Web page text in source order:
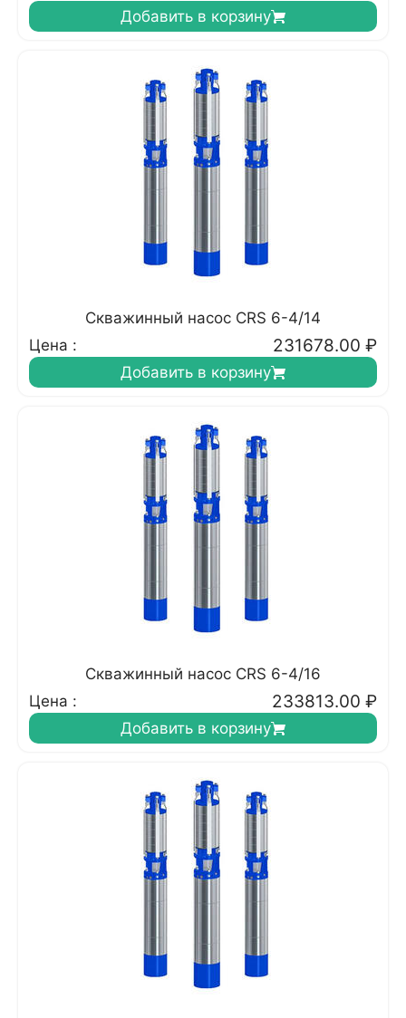
Добавить в корзину
Скважинный насос CRS 6-4/14
Цена :
231678.00 ₽
Добавить в корзину
Скважинный насос CRS 6-4/16
Цена :
233813.00 ₽
Добавить в корзину